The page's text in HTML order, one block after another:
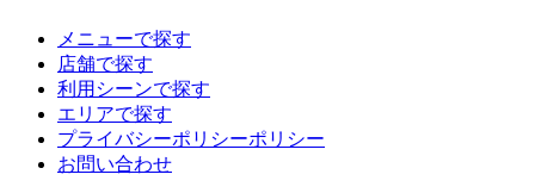
メニューで探す
店舗で探す
利用シーンで探す
エリアで探す
プライバシーポリシーポリシー
お問い合わせ